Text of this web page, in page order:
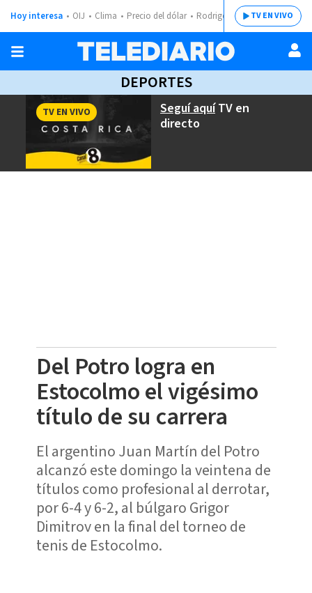
Hoy interesa OIJ Clima Precio del dólar Rodrigo ChavesTV EN VIVO
DEPORTES
Seguí aquíTV en
directo
TV EN VIVO
Del Potro logra en
Estocolmo el vigésimo
título de su carrera
El argentino Juan Martín del Potro
alcanzó este domingo la veintena de
títulos como profesional al derrotar,
por 6-4 y 6-2, al búlgaro Grigor
Dimitrov en la final del torneo de
tenis de Estocolmo.